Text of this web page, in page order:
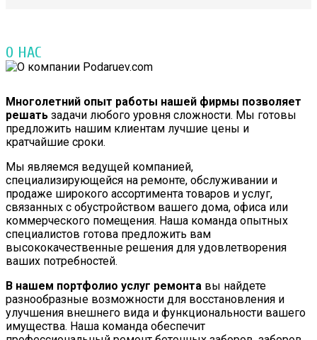
О НАС
Многолетний опыт работы нашей фирмы позволяет
решать задачи любого уровня сложности. Мы готовы
предложить нашим клиентам лучшие цены и
кратчайшие сроки.
Мы являемся ведущей компанией,
специализирующейся на ремонте, обслуживании и
продаже широкого ассортимента товаров и услуг,
связанных с обустройством вашего дома, офиса или
коммерческого помещения. Наша команда опытных
специалистов готова предложить вам
высококачественные решения для удовлетворения
ваших потребностей.
В нашем портфолио услуг ремонта вы найдете
разнообразные возможности для восстановления и
улучшения внешнего вида и функциональности вашего
имущества. Наша команда обеспечит